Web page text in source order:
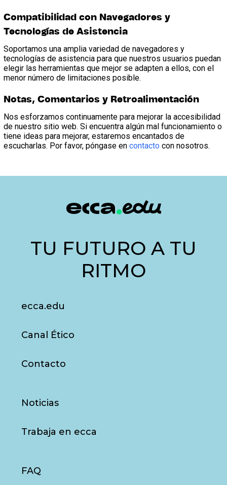
Compatibilidad con Navegadores y
Tecnologías de Asistencia
Soportamos una amplia variedad de navegadores y
tecnologías de asistencia para que nuestros usuarios puedan
elegir las herramientas que mejor se adapten a ellos, con el
menor número de limitaciones posible.
Notas, Comentarios y Retroalimentación
Nos esforzamos continuamente para mejorar la accesibilidad
de nuestro sitio web. Si encuentra algún mal funcionamiento o
tiene ideas para mejorar, estaremos encantados de
escucharlas. Por favor, póngase en contacto con nosotros.
TU FUTURO A TU
RITMO
ecca.edu
Canal Ético
Contacto
Noticias
Trabaja en ecca
FAQ